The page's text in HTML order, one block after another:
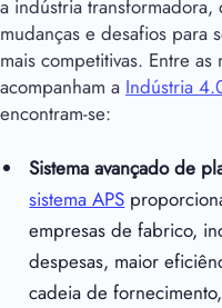
a indústria transformadora,
mudanças e desafios para
mais competitivas. Entre
acompanham a Indústria
encontram-se:
Sistema avançado de
sistema APS
empresas de fabrico,
despesas, maior
cadeia de